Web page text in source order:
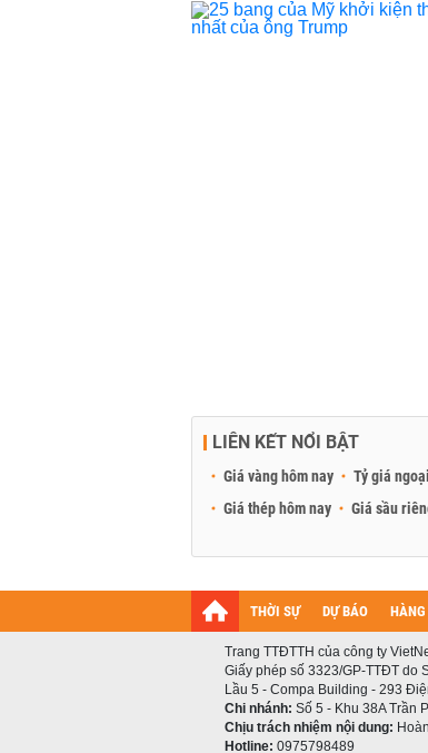
LIÊN KẾT NỔI BẬT
Giá vàng hôm nay Tỷ giá
Giá thép hôm nay
Giá sầu
THỜI SỰ DỰ BÁO
Trang TTĐTTH của công ty
Giấy phép số 3323/GP-TTĐT do
Lầu 5 - Compa Building - 293
Chi nhánh: Số 5 - Khu 38A Trần
Chịu trách nhiệm nội dung:
Hotline: 0975798489